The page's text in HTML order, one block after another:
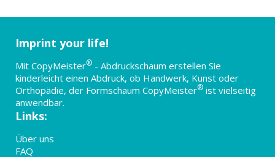
Imprint your life!
Mit CopyMeister® - Abdruckschaum erstellen Sie
kinderleicht einen Abdruck, ob Handwerk, Kunst oder
Orthopädie, der Formschaum CopyMeister® ist vielseitig
anwendbar.
Links:
Über uns
FAQ